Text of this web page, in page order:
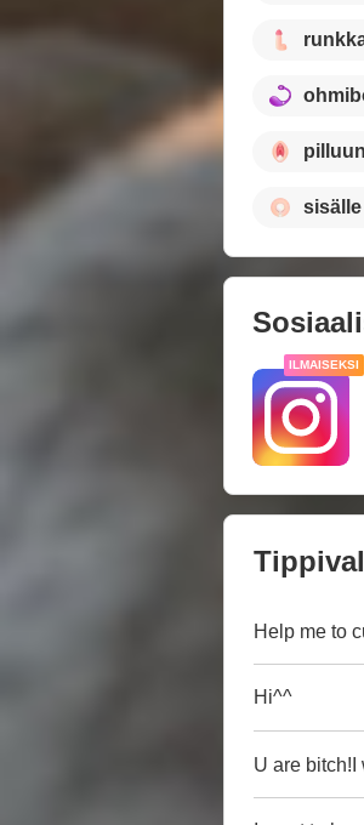
ILMAISEKSI
Help me to
Hi^^
U are bitch!I